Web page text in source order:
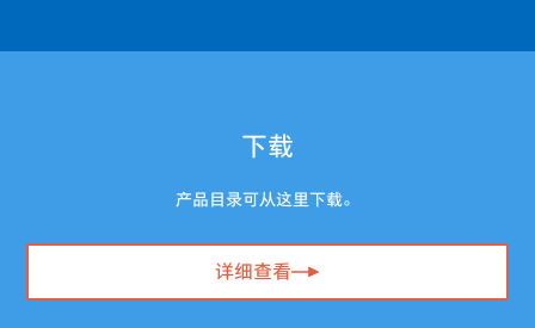
下载
产品目录可从这里下载。
详细查看